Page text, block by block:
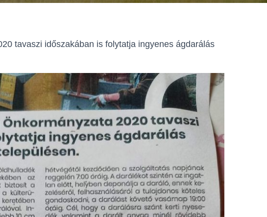
tavaszi időszakában is folytatja ingyenes ágdarálás